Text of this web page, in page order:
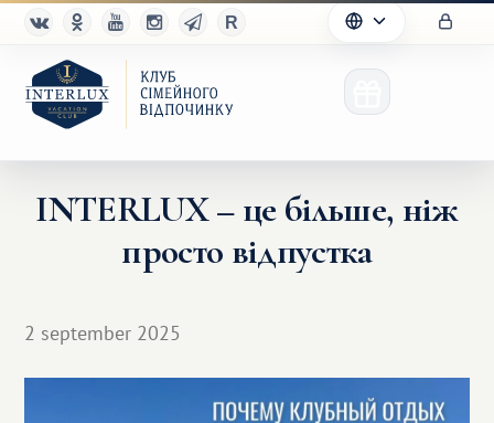
Благотворительность
INTERLUX – це більше, ніж
просто відпустка
2 september 2025